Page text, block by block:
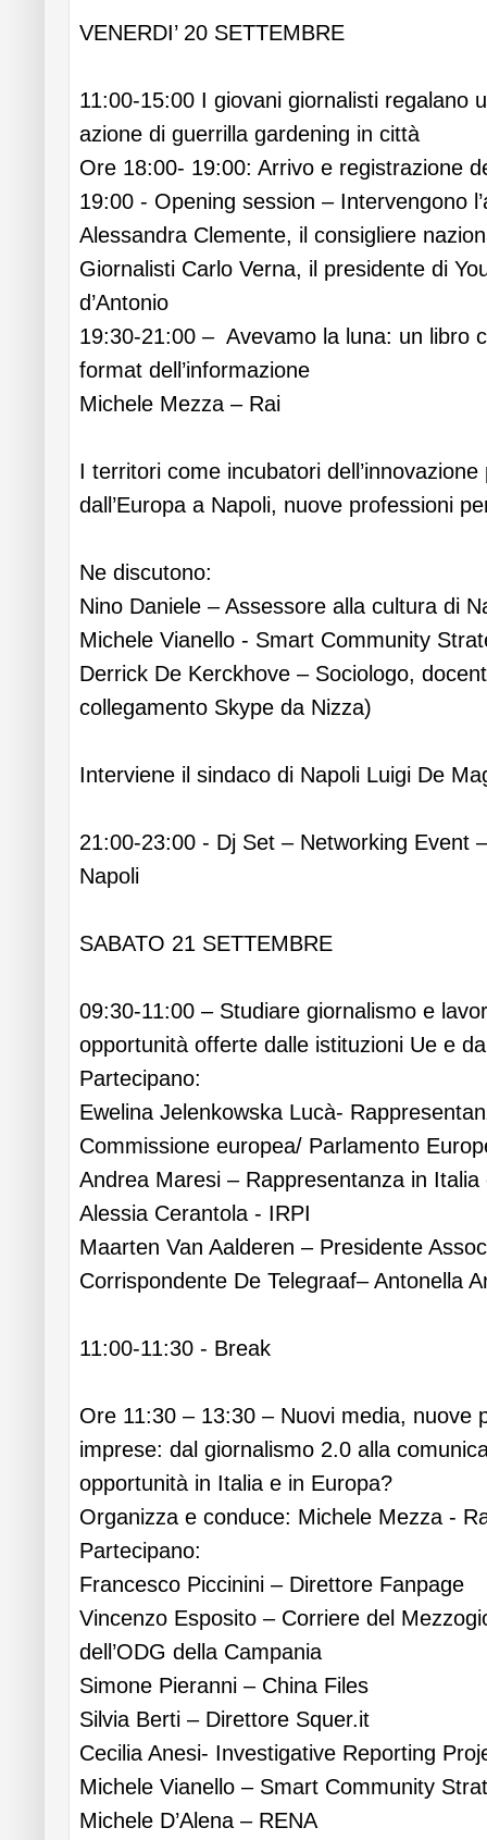
VENERDI’ 20 SETTEMBRE
11:00-15:00 I giovani giornalisti regalano
azione di guerrilla gardening in città
Ore 18:00- 19:00: Arrivo e registrazione
19:00 - Opening session – Intervengono
Alessandra Clemente, il consigliere
Giornalisti Carlo Verna, il presidente di
d’Antonio
19:30-21:00 – Avevamo la luna: un libro
format dell’informazione
Michele Mezza – Rai
I territori come incubatori
dall’Europa a Napoli, nuove professioni
Ne discutono:
Nino Daniele – Assessore alla cultura di
Michele Vianello - Smart Community
Derrick De Kerckhove – Sociologo,
collegamento Skype da Nizza)
Interviene il sindaco di Napoli Luigi De
21:00-23:00 - Dj Set – Networking Event
Napoli
SABATO 21 SETTEMBRE
09:30-11:00 – Studiare giornalismo e
opportunità offerte dalle istituzioni Ue e
Partecipano:
Ewelina Jelenkowska Lucà-
Commissione europea/ Parlamento
Andrea Maresi – Rappresentanza in
Alessia Cerantola - IRPI
Maarten Van Aalderen – Presidente
Corrispondente De Telegraaf– Antonella
11:00-11:30 - Break
Ore 11:30 – 13:30 – Nuovi media, nuove
imprese: dal giornalismo 2.0 alla
opportunità in Italia e in Europa?
Organizza e conduce: Michele Mezza -
Partecipano:
Francesco Piccinini – Direttore Fanpage
Vincenzo Esposito – Corriere del
dell’ODG della Campania
Simone Pieranni – China Files
Silvia Berti – Direttore Squer.it
Cecilia Anesi- Investigative Reporting
Michele Vianello – Smart Community
Michele D’Alena – RENA